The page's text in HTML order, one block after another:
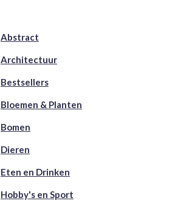
Abstract
Architectuur
Bestsellers
Bloemen & Planten
Bomen
Dieren
Eten en Drinken
Hobby's en Sport